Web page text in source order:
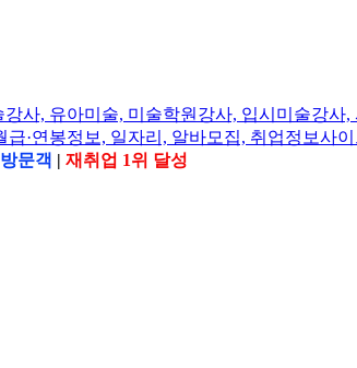
방문객 | 재취업 1위 달성